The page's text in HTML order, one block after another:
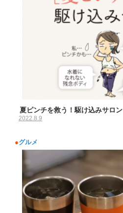
夏ピンチを救う！駆け込みサロン
2022.8.9
●グルメ